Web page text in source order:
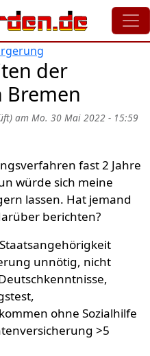
der
am Mo. 30 Mai 2022 - 15:59
fast 2 Jahre
würde sich meine
lassen. Hat jemand
berichten?
unnötig, nicht
ohne Sozialhilfe
>5